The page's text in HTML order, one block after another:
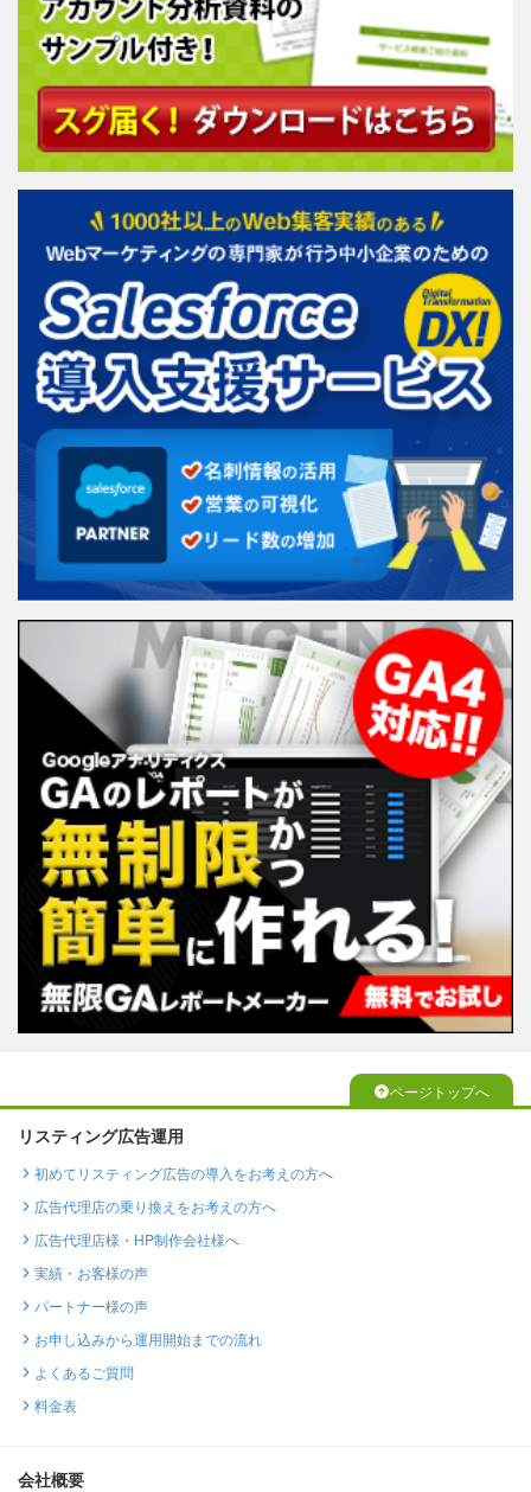
ページトップへ
リスティング広告運用
初めてリスティング広告の導入をお考えの方へ
広告代理店の乗り換えをお考えの方へ
広告代理店様・HP制作会社様へ
実績・お客様の声
パートナー様の声
お申し込みから運用開始までの流れ
よくあるご質問
料金表
会社概要